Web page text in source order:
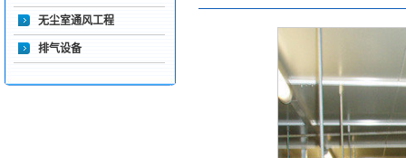
无尘室通风工程
排气设备